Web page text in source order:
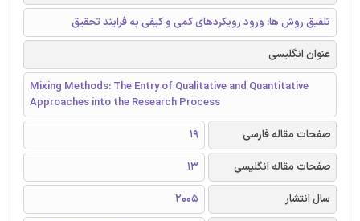
تلفیق روش ها: ورود رویکردهای کمی و کیفی به فرایند تحقیق
عنوان انگلیسی
Mixing Methods: The Entry of Qualitative and Quantitative
Approaches into the Research Process
صفحات مقاله فارسی
19
صفحات مقاله انگلیسی
13
سال انتشار
2005